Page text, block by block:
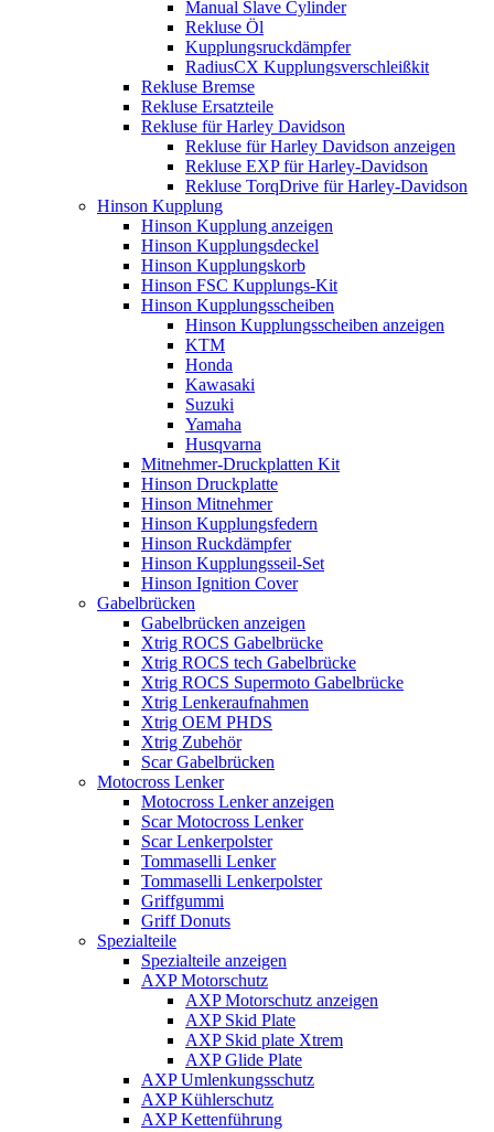
Manual Slave Cylinder
Rekluse Öl
Kupplungsruckdämpfer
RadiusCX Kupplungsverschleißkit
Rekluse Bremse
Rekluse Ersatzteile
Rekluse für Harley Davidson
Rekluse für Harley Davidson anzeigen
Rekluse EXP für Harley-Davidson
Rekluse TorqDrive für Harley-Davidson
Hinson Kupplung
Hinson Kupplung anzeigen
Hinson Kupplungsdeckel
Hinson Kupplungskorb
Hinson FSC Kupplungs-Kit
Hinson Kupplungsscheiben
Hinson Kupplungsscheiben anzeigen
KTM
Honda
Kawasaki
Suzuki
Yamaha
Husqvarna
Mitnehmer-Druckplatten Kit
Hinson Druckplatte
Hinson Mitnehmer
Hinson Kupplungsfedern
Hinson Ruckdämpfer
Hinson Kupplungsseil-Set
Hinson Ignition Cover
Gabelbrücken
Gabelbrücken anzeigen
Xtrig ROCS Gabelbrücke
Xtrig ROCS tech Gabelbrücke
Xtrig ROCS Supermoto Gabelbrücke
Xtrig Lenkeraufnahmen
Xtrig OEM PHDS
Xtrig Zubehör
Scar Gabelbrücken
Motocross Lenker
Motocross Lenker anzeigen
Scar Motocross Lenker
Scar Lenkerpolster
Tommaselli Lenker
Tommaselli Lenkerpolster
Griffgummi
Griff Donuts
Spezialteile
Spezialteile anzeigen
AXP Motorschutz
AXP Motorschutz anzeigen
AXP Skid Plate
AXP Skid plate Xtrem
AXP Glide Plate
AXP Umlenkungsschutz
AXP Kühlerschutz
AXP Kettenführung